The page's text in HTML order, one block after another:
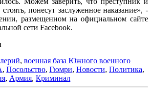
понесут заслуженное наказание», -
размещенном на официальном сайте
сети Facebook.
, военная база Южного военного
, Посольство, Гюмри, Новости, Политика,
, Армия, Криминал